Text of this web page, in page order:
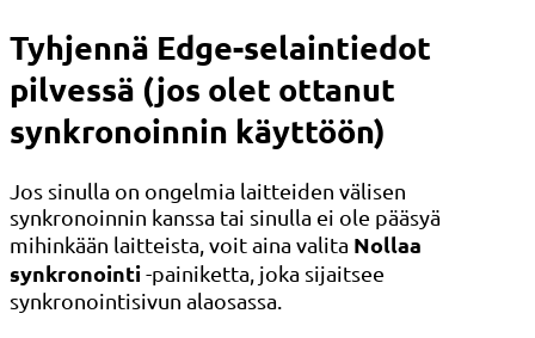
Tyhjennä Edge-selaintiedot
pilvessä (jos olet ottanut
synkronoinnin käyttöön)
Jos sinulla on ongelmia laitteiden välisen
synkronoinnin kanssa tai sinulla ei ole pääsyä
mihinkään laitteista, voit aina valita Nollaa
synkronointi-painiketta, joka sijaitsee
synkronointisivun alaosassa.